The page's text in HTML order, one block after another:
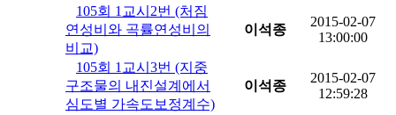
105회 1교시2번 (처짐
연성비와 곡률연성비의
비교)
이석종
2015-02-07
13:00:00
105회 1교시3번 (지중
구조물의 내진설계에서
심도별 가속도보정계수)
이석종
2015-02-07
12:59:28